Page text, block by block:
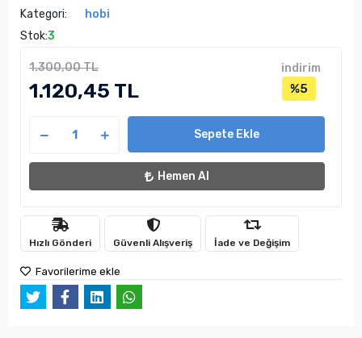
Kategori:
hobi
Stok:3
1.300,00 TL
1.120,45 TL
indirim
%5
Sepete Ekle
Hemen Al
Hızlı Gönderi Güvenli Alışveriş İade ve Değişim
Favorilerime ekle